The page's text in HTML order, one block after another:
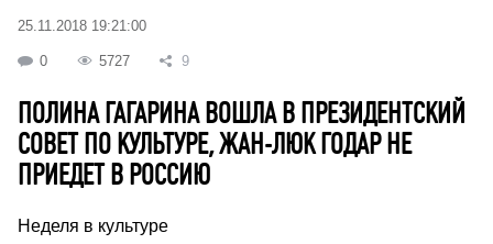
25.11.2018 19:21:00
0 5727 9
ПОЛИНА ГАГАРИНА ВОШЛА В ПРЕЗИДЕНТСКИЙ
СОВЕТ ПО КУЛЬТУРЕ, ЖАН-ЛЮК ГОДАР НЕ
ПРИЕДЕТ В РОССИЮ
Неделя в культуре